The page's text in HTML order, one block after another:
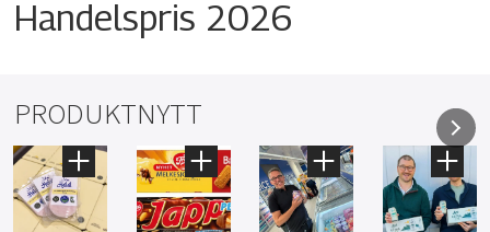
Handelspris 2026
PRODUKTNYTT